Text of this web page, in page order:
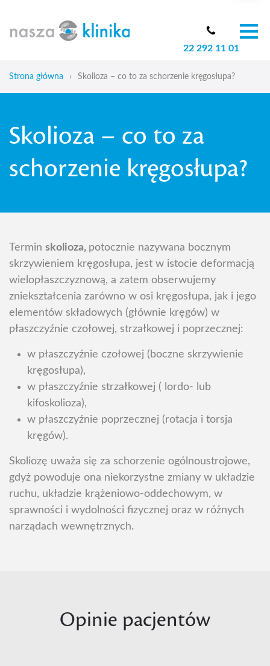
Zespół
Aktualności
Blog
22 292 11 01
Strona główna › Skolioza – co to za schorzenie kręgosłupa?
Skolioza – co to za
schorzenie kręgosłupa?
Termin skolioza, potocznie nazywana bocznym
skrzywieniem kręgosłupa, jest w istocie deformacją
wielopłaszczyznową, a zatem obserwujemy
zniekształcenia zarówno w osi kręgosłupa, jak i jego
elementów składowych (głównie kręgów) w
płaszczyźnie czołowej, strzałkowej i poprzecznej:
w płaszczyźnie czołowej (boczne skrzywienie
kręgosłupa),
w płaszczyźnie strzałkowej ( lordo- lub
kifoskolioza),
w płaszczyźnie poprzecznej (rotacja i torsja
kręgów).
Skoliozę uważa się za schorzenie ogólnoustrojowe,
gdyż powoduje ona niekorzystne zmiany w układzie
ruchu, układzie krążeniowo-oddechowym, w
sprawności i wydolności fizycznej oraz w różnych
narządach wewnętrznych.
Opinie pacjentów